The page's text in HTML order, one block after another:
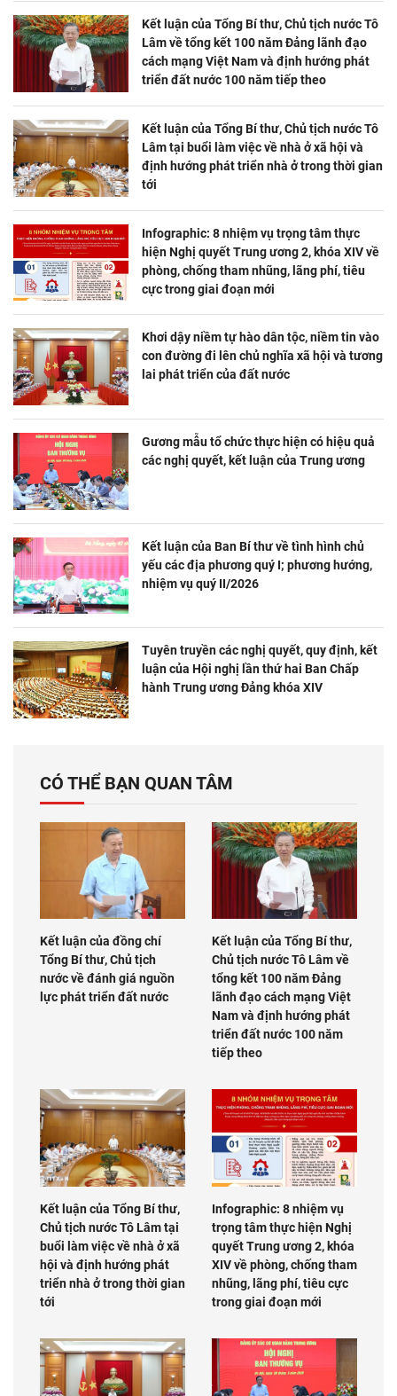
Kết luận của Tổng Bí thư, Chủ tịch nước Tô
Lâm về tổng kết 100 năm Đảng lãnh đạo
cách mạng Việt Nam và định hướng phát
triển đất nước 100 năm tiếp theo
Kết luận của Tổng Bí thư, Chủ tịch nước Tô
Lâm tại buổi làm việc về nhà ở xã hội và
định hướng phát triển nhà ở trong thời gian
tới
Infographic: 8 nhiệm vụ trọng tâm thực
hiện Nghị quyết Trung ương 2, khóa XIV về
phòng, chống tham nhũng, lãng phí, tiêu
cực trong giai đoạn mới
Khơi dậy niềm tự hào dân tộc, niềm tin vào
con đường đi lên chủ nghĩa xã hội và tương
lai phát triển của đất nước
Gương mẫu tổ chức thực hiện có hiệu quả
các nghị quyết, kết luận của Trung ương
Kết luận của Ban Bí thư về tình hình chủ
yếu các địa phương quý I; phương hướng,
nhiệm vụ quý II/2026
Tuyên truyền các nghị quyết, quy định, kết
luận của Hội nghị lần thứ hai Ban Chấp
hành Trung ương Đảng khóa XIV
CÓ THỂ BẠN QUAN TÂM
Kết luận của đồng chí
Tổng Bí thư, Chủ tịch
nước về đánh giá nguồn
lực phát triển đất nước
Kết luận của Tổng Bí thư,
Chủ tịch nước Tô Lâm về
tổng kết 100 năm Đảng
lãnh đạo cách mạng Việt
Nam và định hướng phát
triển đất nước 100 năm
tiếp theo
Kết luận của Tổng Bí thư,
Chủ tịch nước Tô Lâm tại
buổi làm việc về nhà ở xã
hội và định hướng phát
triển nhà ở trong thời gian
tới
Infographic: 8 nhiệm vụ
trọng tâm thực hiện Nghị
quyết Trung ương 2, khóa
XIV về phòng, chống tham
nhũng, lãng phí, tiêu cực
trong giai đoạn mới